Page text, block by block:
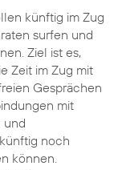
künftig im Zug
surfen und
Ziel ist es,
Zeit im Zug mit
Gesprächen
mit
und
noch
können.